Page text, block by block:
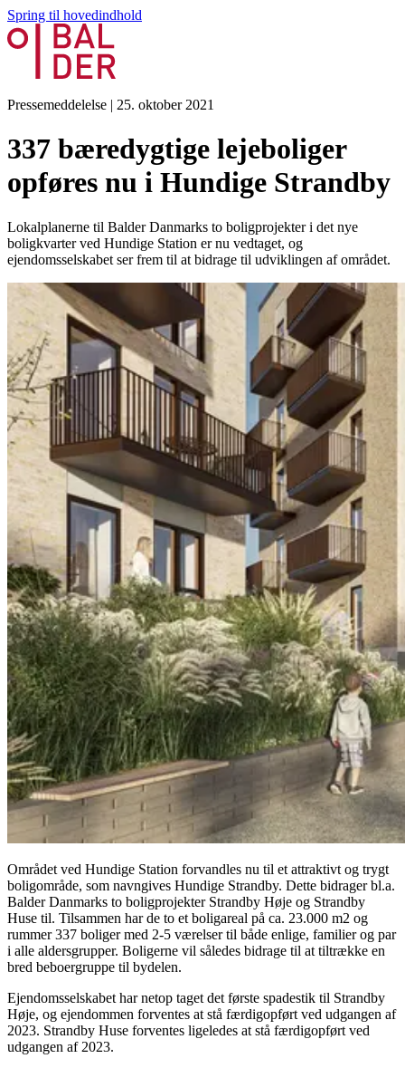
Spring til hovedindhold
Pressemeddelelse | 25. oktober 2021
337 bæredygtige lejeboliger
opføres nu i Hundige Strandby
Lokalplanerne til Balder Danmarks to boligprojekter i det nye
boligkvarter ved Hundige Station er nu vedtaget, og
ejendomsselskabet ser frem til at bidrage til udviklingen af området.
Området ved Hundige Station forvandles nu til et attraktivt og trygt
boligområde, som navngives Hundige Strandby. Dette bidrager bl.a.
Balder Danmarks to boligprojekter Strandby Høje og Strandby
Huse til. Tilsammen har de to et boligareal på ca. 23.000 m2 og
rummer 337 boliger med 2-5 værelser til både enlige, familier og par
i alle aldersgrupper. Boligerne vil således bidrage til at tiltrække en
bred beboergruppe til bydelen.
Ejendomsselskabet har netop taget det første spadestik til Strandby
Høje, og ejendommen forventes at stå færdigopført ved udgangen af
2023. Strandby Huse forventes ligeledes at stå færdigopført ved
udgangen af 2023.